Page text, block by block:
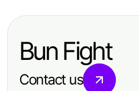
Bun Fight
Contact us